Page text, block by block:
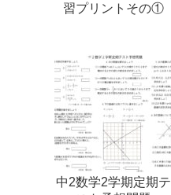
習プリントその①
中2数学2学期定期テ